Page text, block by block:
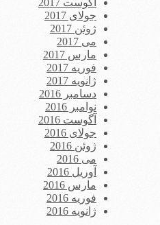
جولای 2017
ژوئن 2017
می 2017
مارس 2017
فوریه 2017
ژانویه 2017
دسامبر 2016
نوامبر 2016
آگوست 2016
جولای 2016
ژوئن 2016
می 2016
آوریل 2016
مارس 2016
فوریه 2016
ژانویه 2016